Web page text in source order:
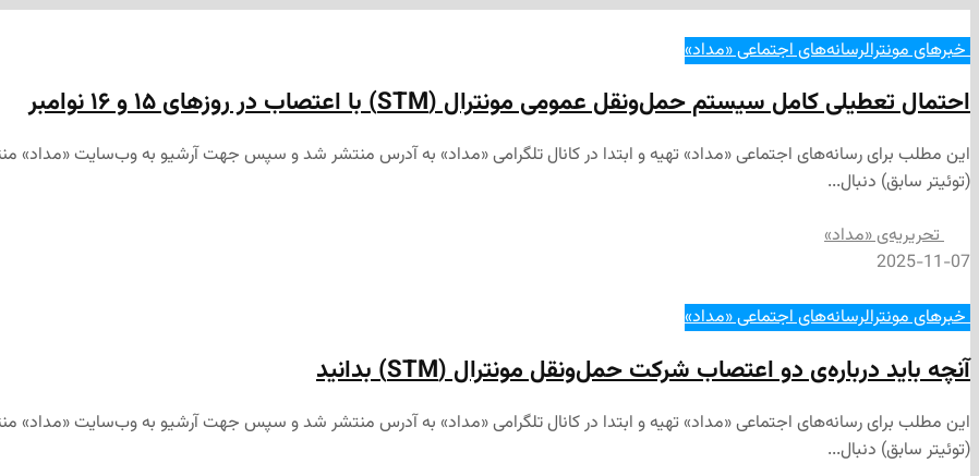
‌ خبرهای مونترالرسانه‌های اجتماعی «مداد»
احتمال تعطیلی کامل سیستم حمل‌ونقل عمومی مونترال (STM) با اعتصاب در روزهای ۱۵ و ۱۶ نوامبر
(توئیتر سابق) دنبال...
تحریریه‌ی «مداد»
2025-11-07
‌ خبرهای مونترالرسانه‌های اجتماعی «مداد»
آنچه باید درباره‌ی دو اعتصاب شرکت حمل‌ونقل مونترال (STM) بدانید
(توئیتر سابق) دنبال...